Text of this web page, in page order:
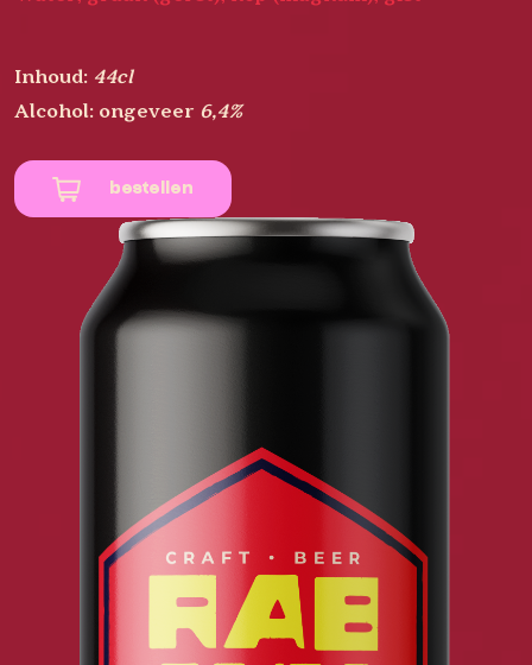
Inhoud: 44cl
Alcohol: ongeveer 6,4%
bestellen